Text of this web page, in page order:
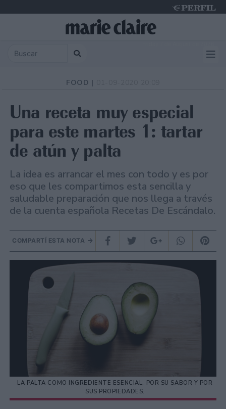
FOOD |
Una receta muy especial
para este martes 1: tartar
de atún y palta
La idea es arrancar el mes con todo y es por
eso que les compartimos esta sencilla y
saludable preparación que nos llega a través
de la cuenta española Recetas De Escándalo.
COMPARTÍ ESTA NOTA
LA PALTA COMO INGREDIENTE ESENCIAL, POR SU SABOR Y POR
SUS PROPIEDADES.